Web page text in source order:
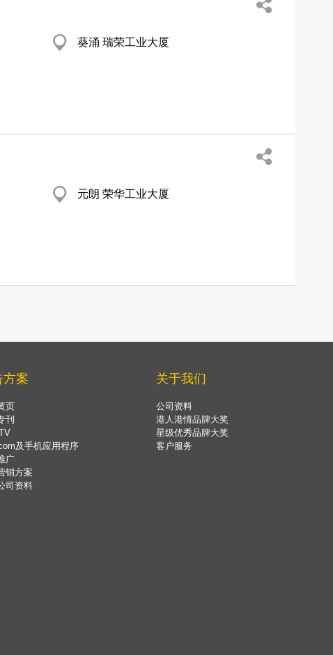
葵涌 瑞荣工业大厦
元朗 荣华工业大厦
方案
页
刊
及手机应用程序
广
销方案
司资料
关于我们
公司资料
港人港情品牌大奖
星级优秀品牌大奖
客户服务